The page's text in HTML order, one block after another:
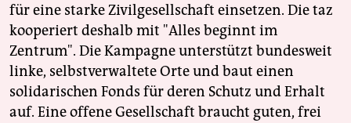
für eine starke Zivilgesellschaft einsetzen. Die taz
kooperiert deshalb mit "Alles beginnt im
Zentrum". Die Kampagne unterstützt bundesweit
linke, selbstverwaltete Orte und baut einen
solidarischen Fonds für deren Schutz und Erhalt
auf. Eine offene Gesellschaft braucht guten, frei